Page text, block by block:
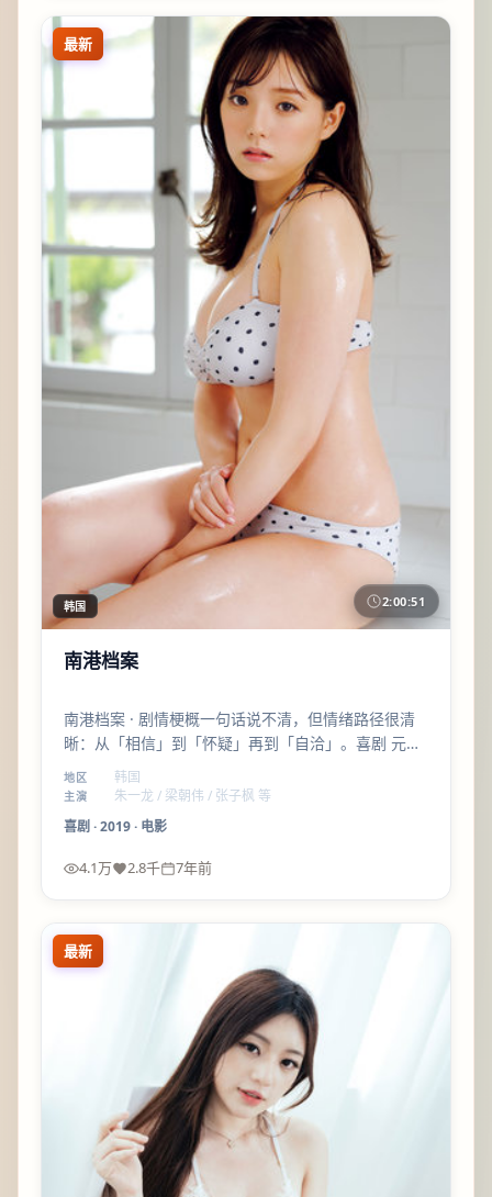
最新
韩国 2:00:51
南港档案
南港档案 · 剧情梗概一句话说不清，但情绪路径很清
晰：从「相信」到「怀疑」再到「自洽」。喜剧 元素
服务人物，而不是反过来。
地区 韩国
主演
朱一龙 / 梁朝伟 / 张子枫 等
喜剧 ·2019· 电影
4.1万 2.8千 7年前
最新